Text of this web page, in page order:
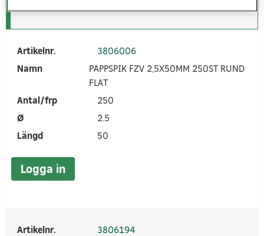
Artikelnr.
3806006
Namn
PAPPSPIK FZV 2,5X50MM 250ST RUND
FLAT
Antal/frp
250
Ø
2.5
Längd
50
Logga in
Artikelnr.
3806194